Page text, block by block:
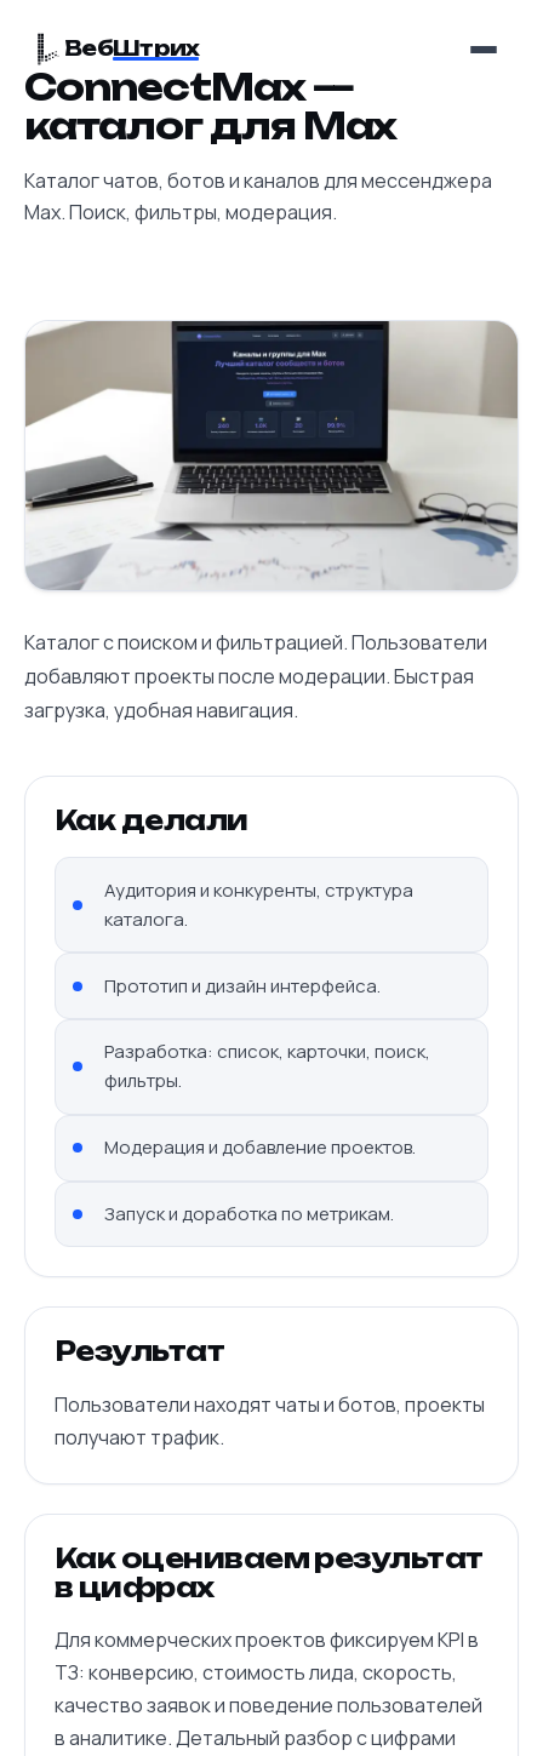
ВебШтрих
ConnectMax —
каталог для Max
Каталог чатов, ботов и каналов для мессенджера
Max. Поиск, фильтры, модерация.
Каталог с поиском и фильтрацией. Пользователи
добавляют проекты после модерации. Быстрая
загрузка, удобная навигация.
Как делали
Аудитория и конкуренты, структура
каталога.
Прототип и дизайн интерфейса.
Разработка: список, карточки, поиск,
фильтры.
Модерация и добавление проектов.
Запуск и доработка по метрикам.
Результат
Пользователи находят чаты и ботов, проекты
получают трафик.
Как оцениваем результат
в цифрах
Для коммерческих проектов фиксируем KPI в
ТЗ: конверсию, стоимость лида, скорость,
качество заявок и поведение пользователей
в аналитике. Детальный разбор с цифрами